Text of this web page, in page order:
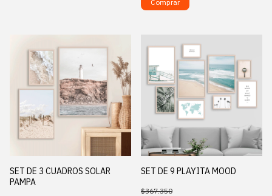
Comprar
SET DE 3 CUADROS SOLAR
PAMPA
SET DE 9 PLAYITA MOOD
$367.350